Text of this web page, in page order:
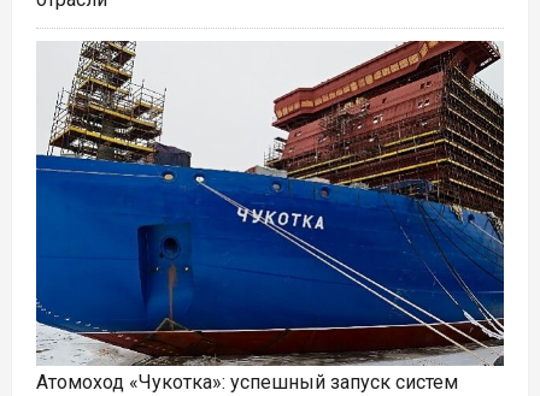
Атомоход «Чукотка»: успешный запуск систем